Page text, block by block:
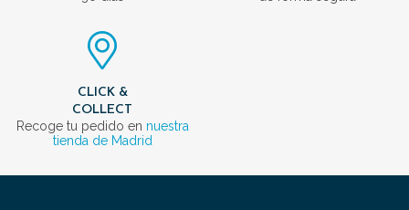
CLICK &
COLLECT
Recoge tu pedido en nuestra
tienda de Madrid